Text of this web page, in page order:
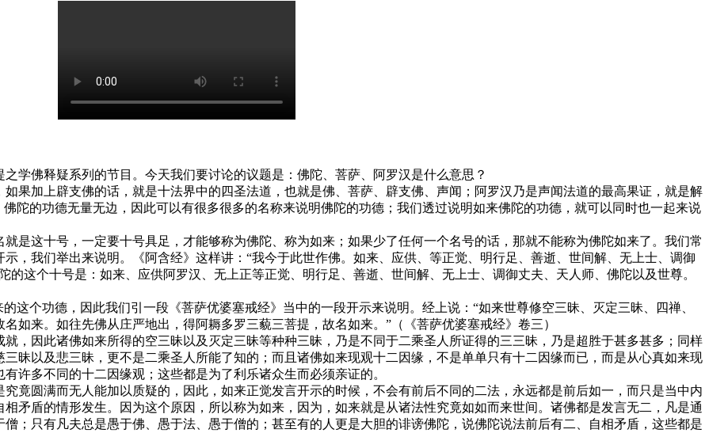
学佛释疑系列的节目。今天我们要讨论的议题是：佛陀、菩萨、阿罗汉是什么意思？
果加上辟支佛的话，就是十法界中的四圣法道，也就是佛、菩萨、辟支佛、声闻；阿罗汉乃是声闻法道的最高果证，就是解
陀的功德无量无边，因此可以有很多很多的名称来说明佛陀的功德；我们透过说明如来佛陀的功德，就可以同时也一起来说
是这十号，一定要十号具足，才能够称为佛陀、称为如来；如果少了任何一个名号的话，那就不能称为佛陀如来了。我们常
，我们举出来说明。《阿含经》这样讲：“我今于此世作佛。如来、应供、等正觉、明行足、善逝、世间解、无上士、调御
这个十号是：如来、应供阿罗汉、无上正等正觉、明行足、善逝、世间解、无上士、调御丈夫、天人师、佛陀以及世尊。
这个功德，因此我们引一段《菩萨优婆塞戒经》当中的一段开示来说明。经上说：“如来世尊修空三昧、灭定三昧、四禅、
如来。如往先佛从庄严地出，得阿耨多罗三藐三菩提，故名如来。”（《菩萨优婆塞戒经》卷三）
，因此诸佛如来所得的空三昧以及灭定三昧等种种三昧，乃是不同于二乘圣人所证得的三三昧，乃是超胜于甚多甚多；同样
昧以及悲三昧，更不是二乘圣人所能了知的；而且诸佛如来现观十二因缘，不是单单只有十二因缘而已，而是从心真如来现
许多不同的十二因缘观；这些都是为了利乐诸众生而必须亲证的。
竟圆满而无人能加以质疑的，因此，如来正觉发言开示的时候，不会有前后不同的二法，永远都是前后如一，而只是当中内
矛盾的情形发生。因为这个原因，所以称为如来，因为，如来就是从诸法性究竟如如而来世间。诸佛都是发言无二，凡是通
；只有凡夫总是愚于佛、愚于法、愚于僧的；甚至有的人更是大胆的诽谤佛陀，说佛陀说法前后有二、自相矛盾，这些都是